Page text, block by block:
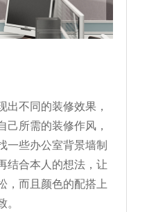
不同的装修效果，
己所需的装修作风，
一些办公室背景墙制
结合本人的想法，让
，而且颜色的配搭上
。